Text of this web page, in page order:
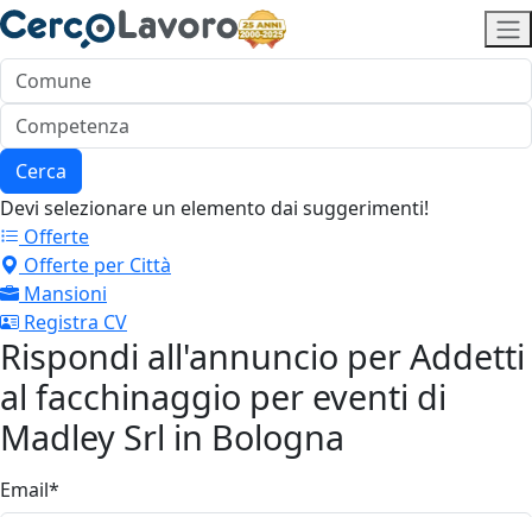
Cerca
Devi selezionare un elemento dai suggerimenti!
Offerte
Offerte per Città
Mansioni
Registra CV
Rispondi all'annuncio per Addetti
al facchinaggio per eventi di
Madley Srl in Bologna
Email*